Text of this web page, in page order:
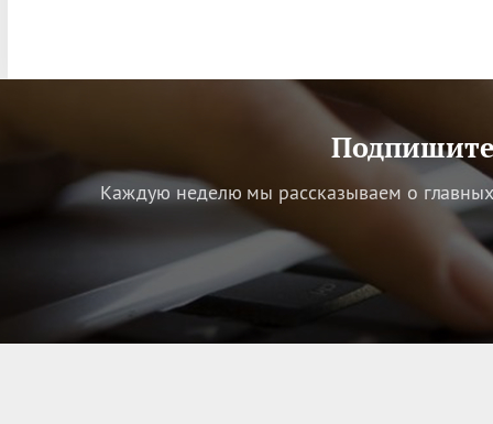
Каждую неделю мы рассказываем о